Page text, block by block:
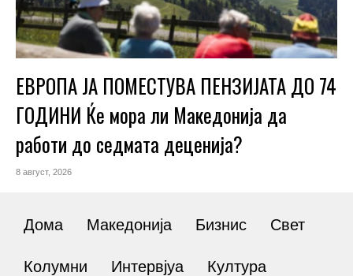
ЕВРОПА ЈА ПОМЕСТУВА ПЕНЗИЈАТА ДО 74
ГОДИНИ Ќе мора ли Македонија да
работи до седмата деценија?
8 август, 2026
Дома Македонија Бизнис Свет
Колумни Интервјуа Култура